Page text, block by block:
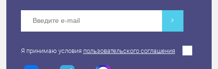
Я принимаю условия пользовательского соглашения